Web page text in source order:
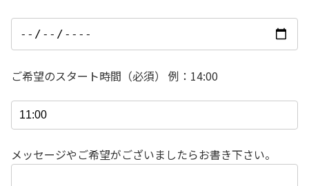
ご希望のスタート時間（必須） 例：14:00
メッセージやご希望がございましたらお書き下さい。